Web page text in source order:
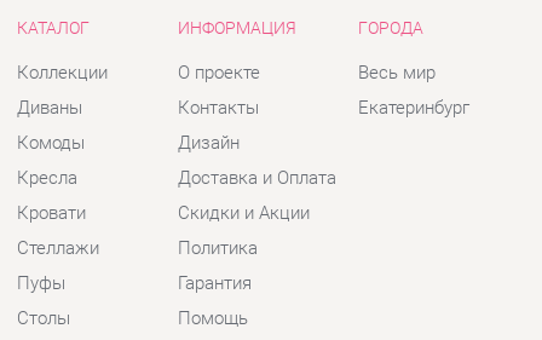
Кровати
Столы
Стулья
Тумбы
Шкафы
Комплектующие
Скидки и Акции
Гарантия
КОНТАКТЫ